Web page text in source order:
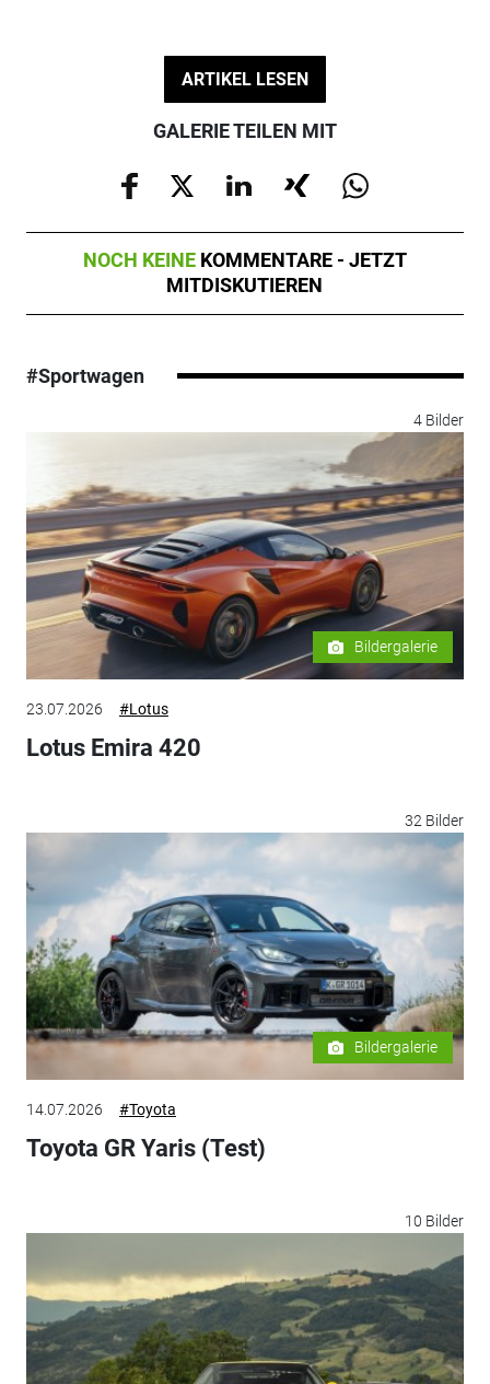
ARTIKEL LESEN
GALERIE TEILEN MIT
NOCH KEINE KOMMENTARE - JETZT
MITDISKUTIEREN
#Sportwagen
4 Bilder
Bildergalerie
23.07.2026 #Lotus
Lotus Emira 420
32 Bilder
Bildergalerie
14.07.2026 #Toyota
Toyota GR Yaris (Test)
10 Bilder